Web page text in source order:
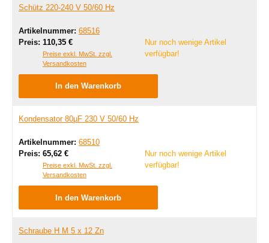
Schütz 220-240 V 50/60 Hz
Artikelnummer: 68516
Preis: Regulärer Preis:
110,35 €
Preise exkl. MwSt. zzgl.
Versandkosten
Nur noch wenige Artikel
verfügbar!
In den Warenkorb
Kondensator 80µF 230 V 50/60 Hz
Artikelnummer: 68510
Preis: Regulärer Preis:
65,62 €
Preise exkl. MwSt. zzgl.
Versandkosten
Nur noch wenige Artikel
verfügbar!
In den Warenkorb
Schraube H M 5 x 12 Zn